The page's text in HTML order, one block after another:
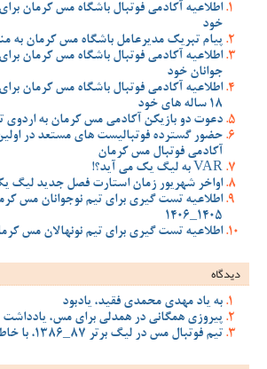
اطلاعیه آکادمی فوتبال باشگاه مس کرمان
خود
پیام تبریک مدیرعامل باشگاه مس کرمان به
اطلاعیه آکادمی فوتبال باشگاه مس کرمان
جوانان خود
اطلاعیه آکادمی فوتبال باشگاه مس کرمان
18 ساله های خود
دعوت دو بازیکن آکادمی مس کرمان به اردوی
حضور گسترده فوتبالیست های مستعد در
آکادمی فوتبال مس کرمان
VAR به لیگ یک می آید؟!
اواخر شهریور زمان استارت فصل جدید لیگ
اطلاعیه تست گیری برای تیم نوجوانان مس
1405_1406
اطلاعیه تست گیری برای تیم نونهالان مس کرمان در
دیدگاه
به یاد مهدی محمدی فقید، یادبود
پیروزی همگانی در همدلی برای مس، یادداشت
تیم فوتبال مس در لیگ برتر 87_1386، با خاطرات مس